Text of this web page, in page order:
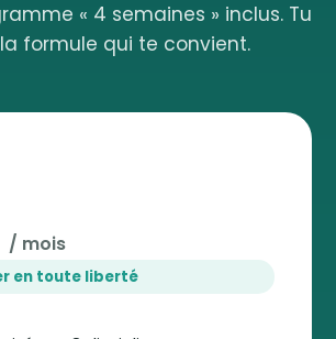
« 4 semaines » inclus. Tu
formule qui te convient.
/ mois
en toute liberté